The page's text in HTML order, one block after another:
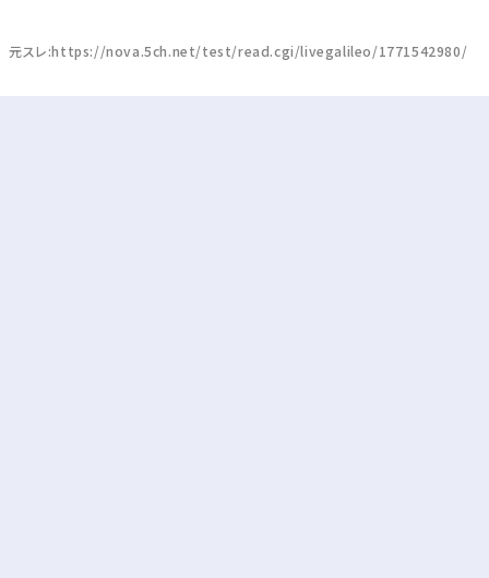
元スレ:https://nova.5ch.net/test/read.cgi/livegalileo/1771542980/